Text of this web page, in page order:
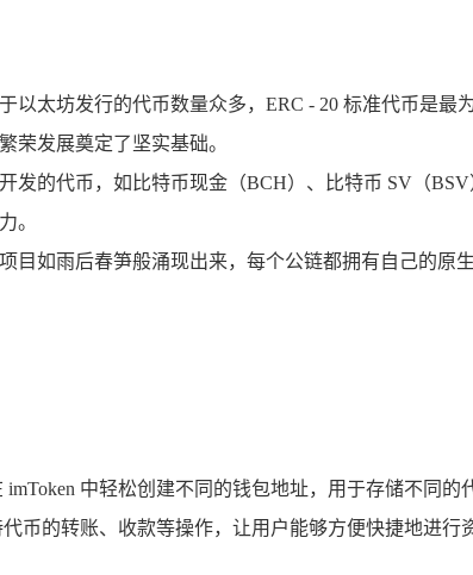
以太坊发行的代币数量众多，ERC - 20 标准代币是
荣发展奠定了坚实基础。
发的代币，如比特币现金（BCH）、比特币 SV（
。
目如雨后春笋般涌现出来，每个公链都拥有自己的原
中轻松创建不同的钱包地址，用于存储不同
币的转账、收款等操作，让用户能够方便快捷地进行